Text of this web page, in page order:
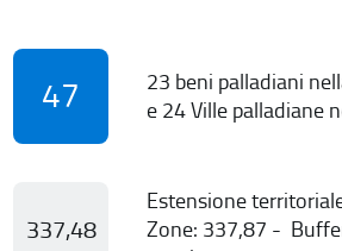
47
23 beni palladiani
e 24 Ville palladiane
337,48
Estensione
Zone: 337,87 -